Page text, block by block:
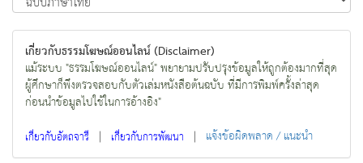
เกี่ยวกับธรรมโฆษณ์ออนไลน์ (Disclaimer)
แม้ระบบ "ธรรมโฆษณ์ออนไลน์" พยายามปรับปรุงข้อมูลให้ถูกต้องมากที่สุด
ผู้ศึกษาก็พึงตรวจสอบกับตัวเล่มหนังสือต้นฉบับ ที่มีการพิมพ์ครั้งล่าสุด
ก่อนนำข้อมูลไปใช้ในการอ้างอิง"
เกี่ยวกับอัตถจารี | เกี่ยวกับการพัฒนา | แจ้งข้อผิดพลาด / แนะนำ